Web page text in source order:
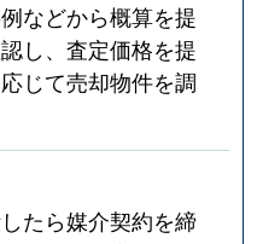
台原
台原
などから概算を提
し、査定価格を提
じて売却物件を調
たら媒介契約を締